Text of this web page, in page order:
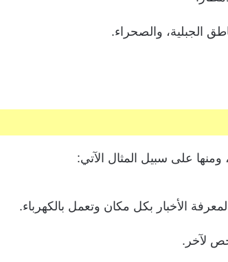
الجبلية، والصحراء.
على سبيل المثال الآتي:
الأخبار بكل مكان وتعمل بالكهرباء.
لآخر.